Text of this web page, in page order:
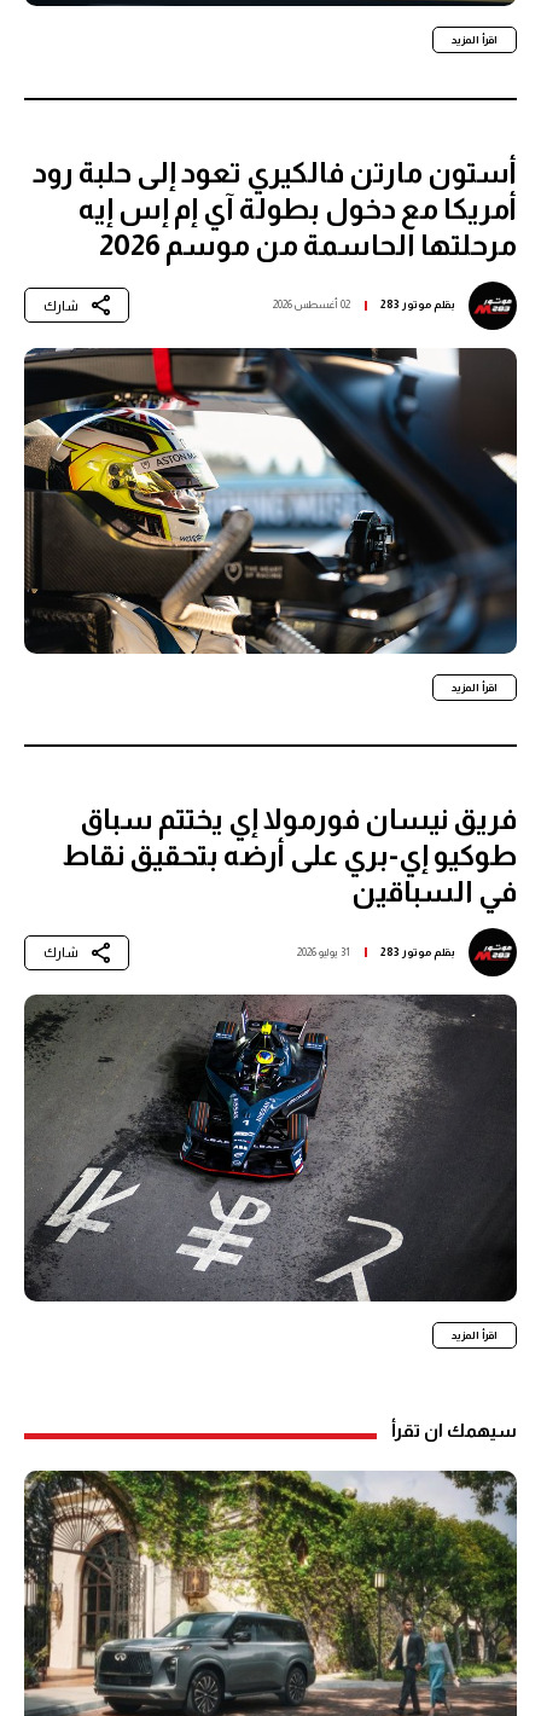
اقرأ المزيد
أستون مارتن فالكيري تعود إلى حلبة رود
أمريكا مع دخول بطولة آي إم إس إيه
مرحلتها الحاسمة من موسم 2026
بقلمموتور 283 02 أغسطس 2026 شارك
اقرأ المزيد
فريق نيسان فورمولا إي يختتم سباق
طوكيو إي-بري على أرضه بتحقيق نقاط
في السباقين
بقلمموتور 283 31 يوليو 2026 شارك
اقرأ المزيد
سيهمك ان تقرأ